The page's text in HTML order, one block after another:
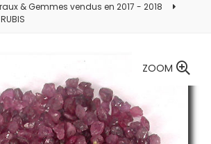
& Gemmes vendus en 2017 - 2018
ZOOM